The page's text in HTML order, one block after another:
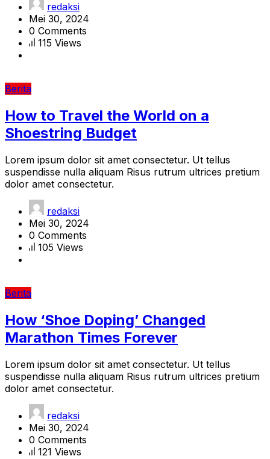
redaksi
Mei 30, 2024
0 Comments
115 Views
Berita
How to Travel the World on a
Shoestring Budget
Lorem ipsum dolor sit amet consectetur. Ut tellus
suspendisse nulla aliquam Risus rutrum ultrices pretium
dolor amet consectetur.
redaksi
Mei 30, 2024
0 Comments
105 Views
Berita
How ‘Shoe Doping’ Changed
Marathon Times Forever
Lorem ipsum dolor sit amet consectetur. Ut tellus
suspendisse nulla aliquam Risus rutrum ultrices pretium
dolor amet consectetur.
redaksi
Mei 30, 2024
0 Comments
121 Views